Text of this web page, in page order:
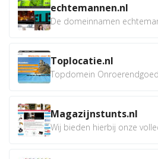
echtemannen.nl
Toplocatie.nl
Magazijnstunts.nl